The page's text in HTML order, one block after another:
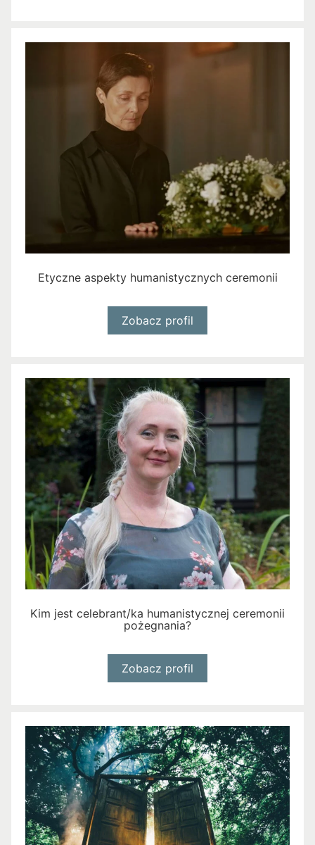
Etyczne aspekty humanistycznych ceremonii
Zobacz profil
Kim jest celebrant/ka humanistycznej ceremonii
pożegnania?
Zobacz profil